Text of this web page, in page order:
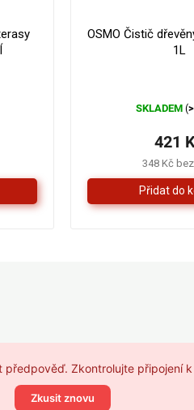
OSMO Čistič
1L
SKLADEM(
348 Kč
421
Zkontrolujte připojení
Zkusit znovu